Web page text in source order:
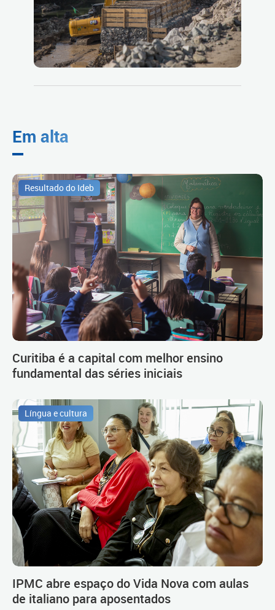
Em alta
Resultado do Ideb
Curitiba é a capital com melhor ensino
fundamental das séries iniciais
Língua e cultura
IPMC abre espaço do Vida Nova com aulas
de italiano para aposentados